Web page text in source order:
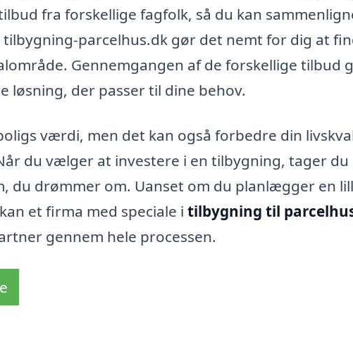
fra forskellige fagfolk, så du kan
parcelhus.dk gør det nemt for dig at
Gennemgangen af de forskellige tilbud
løsning, der passer til dine behov.
værdi, men det kan også forbedre din
du vælger at investere i en tilbygning, tager du
du drømmer om. Uanset om du planlægger en
et firma med speciale i tilbygning til
gennem hele processen.